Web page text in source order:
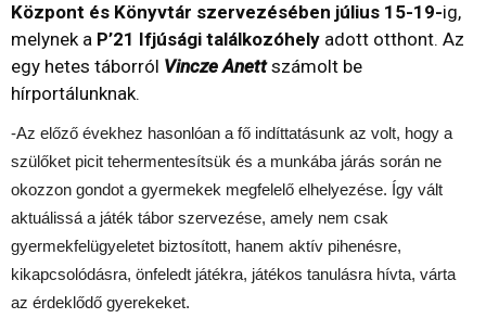
Központ és Könyvtár szervezésében július 15-19-ig,
melynek a P’21 Ifjúsági találkozóhely adott otthont. Az
egy hetes táborról Vincze Anettszámolt be
hírportálunknak.
-Az előző évekhez hasonlóan a fő indíttatásunk az volt, hogy a
szülőket picit tehermentesítsük és a munkába járás során ne
okozzon gondot a gyermekek megfelelő elhelyezése. Így vált
aktuálissá a játék tábor szervezése, amely nem csak
gyermekfelügyeletet biztosított, hanem aktív pihenésre,
kikapcsolódásra, önfeledt játékra, játékos tanulásra hívta, várta
az érdeklődő gyerekeket.